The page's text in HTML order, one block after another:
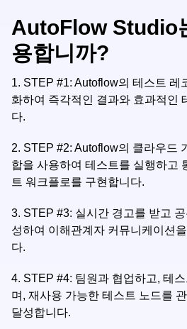
AutoFlow Studio
용합니까?
1. STEP #1: Autoflow의 테스트 레
화하여 즉각적인 결과와 효과적인
다.
2. STEP #2: Autoflow의 클라우드
합을 사용하여 테스트를 실행하고
트 워크플로를 구현합니다.
3. STEP #3: 실시간 경고를 받고
성하여 이해관계자 커뮤니케이션
다.
4. STEP #4: 팀원과 협업하고, 테
며, 재사용 가능한 테스트 노드를
달성합니다.